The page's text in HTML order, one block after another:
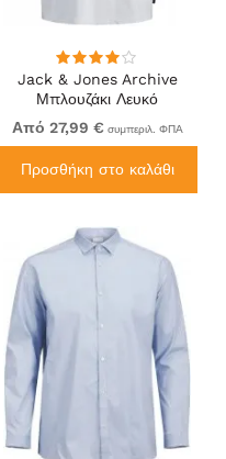
Jack & Jones Archive
Μπλουζάκι Λευκό
Από 27,99 € συμπεριλ. ΦΠΑ
Προσθήκη στο καλάθι